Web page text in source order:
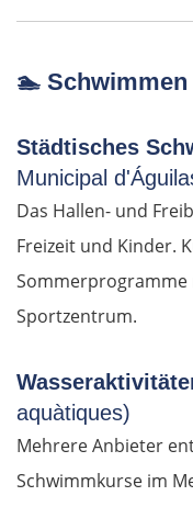
🏊
Städtisches
Municipal
Das Hallen- und
Freizeit und Kinder.
Sommerprogramme
Sportzentrum.
aquàtiques)
Mehrere Anbieter
Schwimmkurse im
Rosenheim
Österreich
Salzburg
Linz
Amstetten